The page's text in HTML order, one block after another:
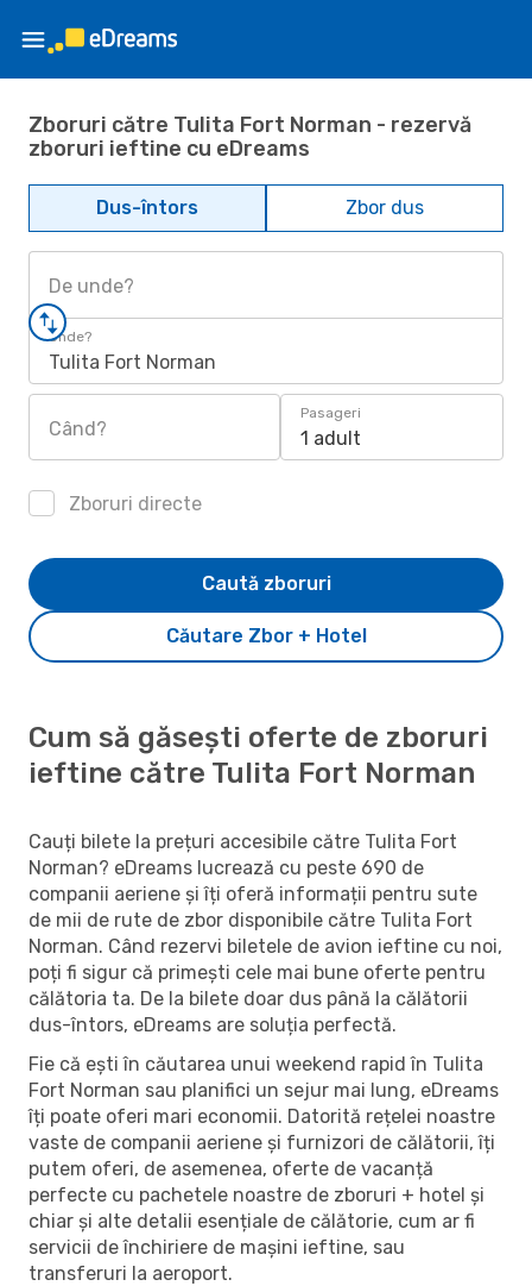
Zboruri către Tulita Fort Norman - rezervă
zboruri ieftine cu eDreams
Dus-întors Zbor dus
De unde?
Unde?
Tulita Fort Norman
Când?
Pasageri
1 adult
Zboruri directe
Căutare Zbor + Hotel
Caută zboruri
Cum să găsești oferte de zboruri
ieftine către Tulita Fort Norman
Cauți bilete la prețuri accesibile către Tulita Fort
Norman? eDreams lucrează cu peste 690 de
companii aeriene și îți oferă informații pentru sute
de mii de rute de zbor disponibile către Tulita Fort
Norman. Când rezervi biletele de avion ieftine cu noi,
poți fi sigur că primești cele mai bune oferte pentru
călătoria ta. De la bilete doar dus până la călătorii
dus-întors, eDreams are soluția perfectă.
Fie că ești în căutarea unui weekend rapid în Tulita
Fort Norman sau planifici un sejur mai lung, eDreams
îți poate oferi mari economii. Datorită rețelei noastre
vaste de companii aeriene și furnizori de călătorii, îți
putem oferi, de asemenea, oferte de vacanță
perfecte cu pachetele noastre de zboruri + hotel și
chiar și alte detalii esențiale de călătorie, cum ar fi
servicii de închiriere de mașini ieftine, sau
transferuri la aeroport.